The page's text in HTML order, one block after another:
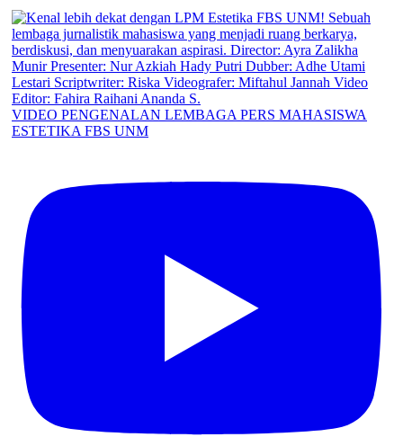
VIDEO PENGENALAN LEMBAGA PERS MAHASISWA
ESTETIKA FBS UNM